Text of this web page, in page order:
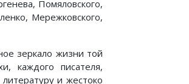
Помяловского,
Мережковского,
зеркало жизни той
каждого писателя,
и жестоко